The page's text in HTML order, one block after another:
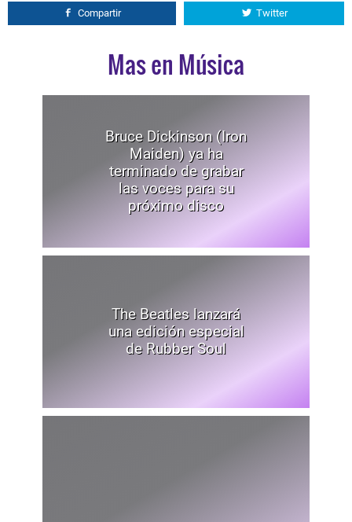
Compartir Twitter
Mas en Música
Bruce Dickinson (Iron
Maiden) ya ha
terminado de grabar
las voces para su
próximo disco
The Beatles lanzará
una edición especial
de Rubber Soul